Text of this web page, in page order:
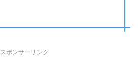
スポンサーリンク